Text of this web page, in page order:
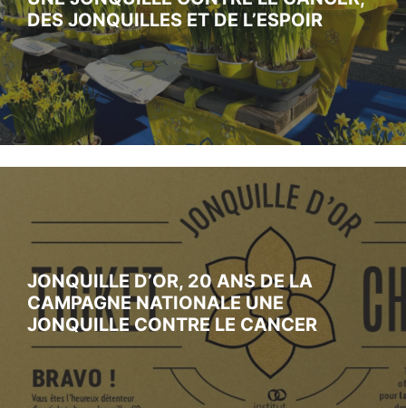
DES JONQUILLES ET DE L’ESPOIR
JONQUILLE D’OR, 20 ANS DE LA
CAMPAGNE NATIONALE UNE
JONQUILLE CONTRE LE CANCER